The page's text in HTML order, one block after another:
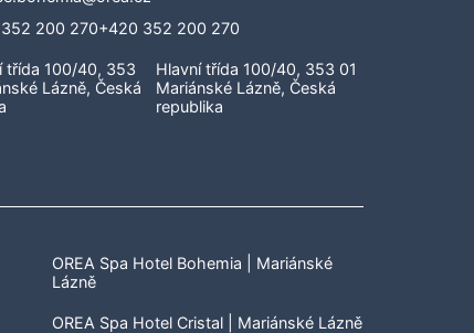
+420 352 200 270
Hlavní třída 100/40, 353 01
Mariánské Lázně, Česká
republika
OREA Spa Hotel Bohemia | Mariánské
Lázně
OREA Spa Hotel Cristal | Mariánské Lázně